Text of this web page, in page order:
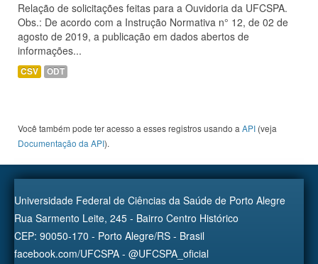
Relação de solicitações feitas para a Ouvidoria da UFCSPA.
Obs.: De acordo com a Instrução Normativa n° 12, de 02 de
agosto de 2019, a publicação em dados abertos de
informações...
CSV ODT
Você também pode ter acesso a esses registros usando a API (veja
Documentação da API).
Universidade Federal de Ciências da Saúde de Porto Alegre
Rua Sarmento Leite, 245 - Bairro Centro Histórico
CEP: 90050-170 - Porto Alegre/RS - Brasil
facebook.com/UFCSPA - @UFCSPA_oficial